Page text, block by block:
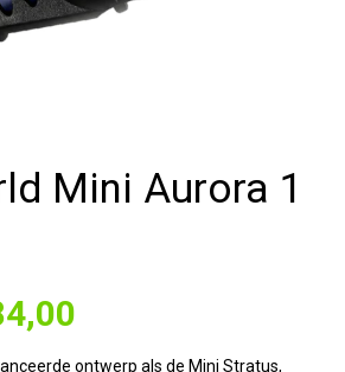
Mini Aurora 1
ontwerp als de Mini Stratus,